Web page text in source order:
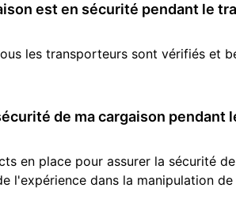
est en sécurité pendant le
les transporteurs sont vérifiés et
de ma cargaison pendant
en place pour assurer la sécurité
l'expérience dans la manipulation